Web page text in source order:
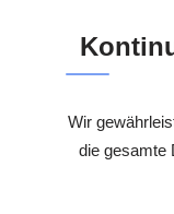
Wir
die gesamte